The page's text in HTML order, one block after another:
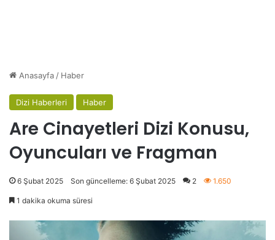
Anasayfa/ Haber
Dizi Haberleri Haber
Are Cinayetleri Dizi Konusu,
Oyuncuları ve Fragman
6 Şubat 2025 Son güncelleme: 6 Şubat 2025 2 1.650
1 dakika okuma süresi